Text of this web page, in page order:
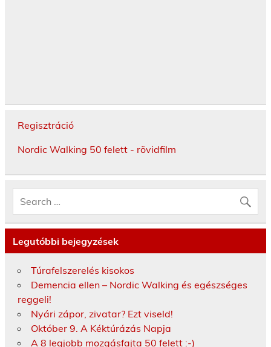
Regisztráció
Nordic Walking 50 felett - rövidfilm
Legutóbbi bejegyzések
Túrafelszerelés kisokos
Demencia ellen – Nordic Walking és egészséges
reggeli!
Nyári zápor, zivatar? Ezt viseld!
Október 9. A Kéktúrázás Napja
A 8 legjobb mozgásfajta 50 felett :-)